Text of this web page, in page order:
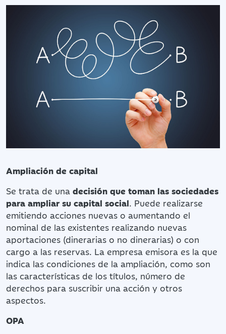
Ampliación de capital
Se trata de una decisión que toman las sociedades
para ampliar su capital social. Puede realizarse
emitiendo acciones nuevas o aumentando el
nominal de las existentes realizando nuevas
aportaciones (dinerarias o no dinerarias) o con
cargo a las reservas. La empresa emisora es la que
indica las condiciones de la ampliación, como son
las características de los títulos, número de
derechos para suscribir una acción y otros
aspectos.
OPA